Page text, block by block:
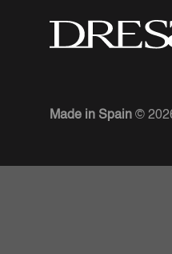
Made in Spain ©